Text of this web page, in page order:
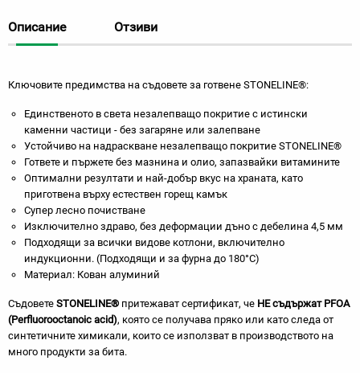
Описание Отзиви
Ключовите предимства на съдовете за готвене STONELINE®:
Единственото в света незалепващо покритие с истински
каменни частици - без загаряне или залепване
Устойчиво на надраскване незалепващо покритие STONELINE®
Гответе и пържете без мазнина и олио, запазвайки витамините
Оптимални резултати и най-добър вкус на храната, като
приготвена върху естествен горещ камък
Супер лесно почистване
Изключително здраво, без деформации дъно с дебелина 4,5 мм
Подходящи за всички видове котлони, включително
индукционни. (Подходящи и за фурна до 180°C)
Материал: Кован алуминий
Съдовете STONELINE® притежават сертификат, че НЕ съдържат PFOA
(Perfluorooctanoic acid), която се получава пряко или като следа от
синтетичните химикали, които се използват в производството на
много продукти за бита.